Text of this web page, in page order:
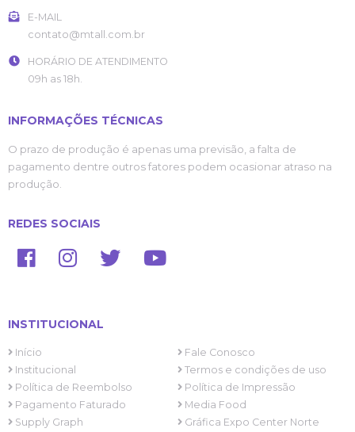
E-MAIL
contato@mtall.com.br
HORÁRIO DE ATENDIMENTO
09h as 18h.
INFORMAÇÕES TÉCNICAS
O prazo de produção é apenas uma previsão, a falta de
pagamento dentre outros fatores podem ocasionar atraso na
produção.
REDES SOCIAIS
INSTITUCIONAL
Início
Fale Conosco
Institucional
Termos e condições de uso
Política de Reembolso
Política de Impressão
Pagamento Faturado
Media Food
Supply Graph
Gráfica Expo Center Norte